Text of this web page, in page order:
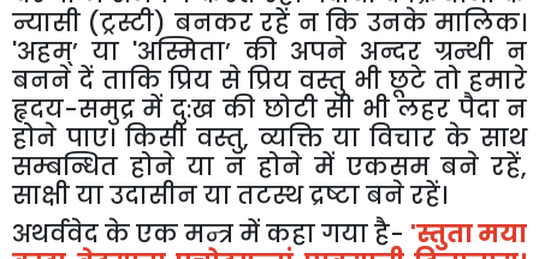
न्यासी (ट्रस्टी) बनकर रहें न कि उनके मालिक।
'अहम्’ या 'अस्मिता’ की अपने अन्दर ग्रन्थी न
बनने दें ताकि प्रिय से प्रिय वस्तु भी छूटे तो हमारे
हृदय-समुद्र में दु:ख की छोटी सी भी लहर पैदा न
होने पाए। किसी वस्तु, व्यक्ति या विचार के साथ
सम्बन्धित होने या न होने में एकसम बने रहें,
साक्षी या उदासीन या तटस्थ द्रष्टा बने रहें।
अथर्ववेद के एक मन्त्र में कहा गया है- 'स्तुता मया